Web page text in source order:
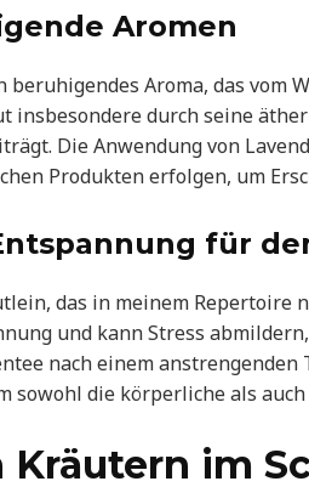
Aromen
Aroma, das vom
insbesondere durch seine
Die Anwendung von
Produkten erfolgen, um
für
das in meinem Repertoire
und kann Stress
nach einem
sowohl die körperliche als
Kräutern im